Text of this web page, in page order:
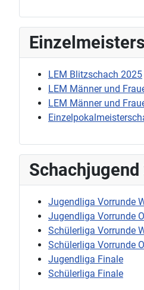
LEM Blitzschach 2025
LEM Männer und
LEM Männer und
Jugendliga Vorrunde
Jugendliga Vorrunde
Schülerliga Vorrunde
Schülerliga Vorrunde
Jugendliga Finale
Schülerliga Finale